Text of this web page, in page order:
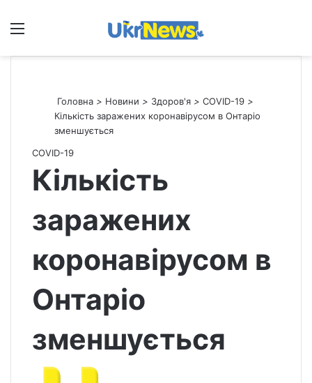
Меню
Головна > Новини > Здоров'я > СOVID-19 >
Кількість заражених коронавірусом в Онтаріо
зменшується
СOVID-19
Кількість
заражених
коронавірусом в
Онтаріо
зменшується